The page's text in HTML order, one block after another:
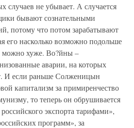
случаев не убывает. А случается
бывают сознательными
потому что потом зарабатывают
его насколько возможно подольше
можно хуже. Во?йны –
аварии, на которых
И если раньше Солженицын
капитализм за примиренчество
то теперь он обрушивается
экспорта тарифами»,
программ», за